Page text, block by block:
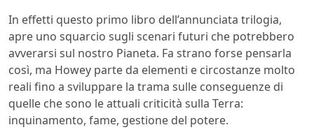
In effetti questo primo libro dell’annunciata trilogia,
apre uno squarcio sugli scenari futuri che potrebbero
avverarsi sul nostro Pianeta. Fa strano forse pensarla
così, ma Howey parte da elementi e circostanze molto
reali fino a sviluppare la trama sulle conseguenze di
quelle che sono le attuali criticità sulla Terra:
inquinamento, fame, gestione del potere.